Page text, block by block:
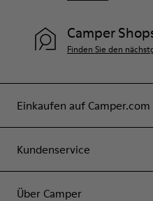
Einkaufen auf Camper.com
Kundenservice
Über Camper
Camper
Finden Sie den